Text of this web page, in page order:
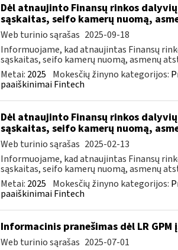
Dėl atnaujinto Finansų rinkos
sąskaitas, seifo kamerų nuomą,
Web turinio sąrašas 2025-09-18
Informuojame, kad atnaujintas Finansų
sąskaitas, seifo kamerų nuomą, asmenų
Metai: 2025 Mokesčių žinyno kategorijos:
paaiškinimai Fintech
Dėl atnaujinto Finansų rinkos
sąskaitas, seifo kamerų nuomą,
Web turinio sąrašas 2025-02-13
Informuojame, kad atnaujintas Finansų
sąskaitas, seifo kamerų nuomą, asmenų
Metai: 2025 Mokesčių žinyno kategorijos:
paaiškinimai Fintech
Informacinis pranešimas dėl LR
Web turinio sąrašas 2025-07-01